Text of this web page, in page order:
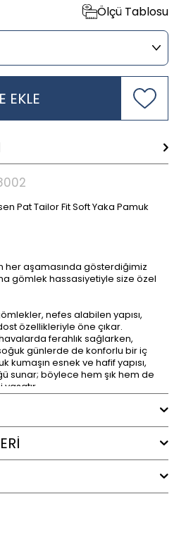
Ölçü Tablosu
EKLE
Pat Tailor Fit Soft Yaka Pamuk
her aşamasında gösterdiğimiz
gömlek hassasiyetiyle size özel
nefes alabilen yapısı,
özellikleriyle öne çıkar.
ferahlık sağlarken,
günlerde de konforlu bir iç
kumaşın esnek ve hafif yapısı,
sunar; böylece hem şık hem de